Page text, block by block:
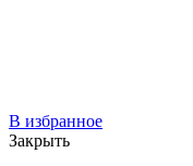
В избранное
Закрыть